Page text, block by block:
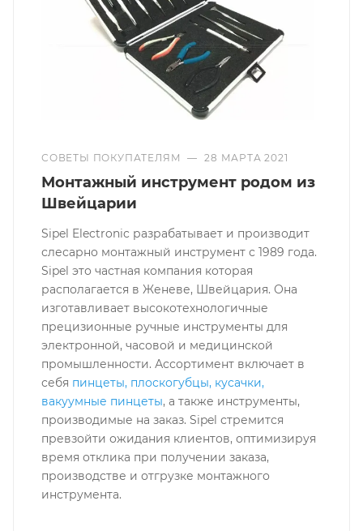
СОВЕТЫ ПОКУПАТЕЛЯМ — 28 МАРТА 2021
Монтажный инструмент родом из
Швейцарии
Sipel Electronic разрабатывает и производит
слесарно монтажный инструмент с 1989 года.
Sipel это частная компания которая
располагается в Женеве, Швейцария. Она
изготавливает высокотехнологичные
прецизионные ручные инструменты для
электронной, часовой и медицинской
промышленности. Ассортимент включает в
себя пинцеты, плоскогубцы, кусачки,
вакуумные пинцеты, а также инструменты,
производимые на заказ. Sipel стремится
превзойти ожидания клиентов, оптимизируя
время отклика при получении заказа,
производстве и отгрузке монтажного
инструмента.